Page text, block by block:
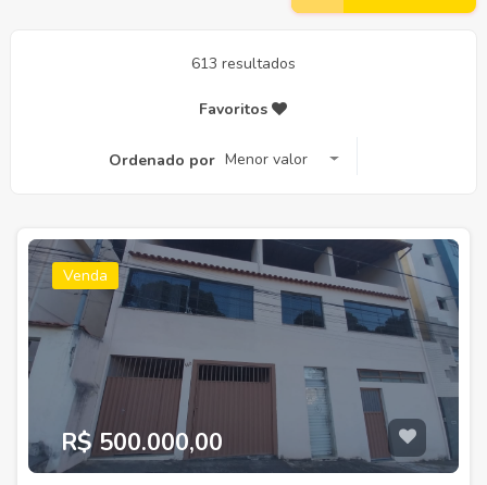
613 resultados
Favoritos
Ordenado por Menor valor
Venda
R$ 500.000,00